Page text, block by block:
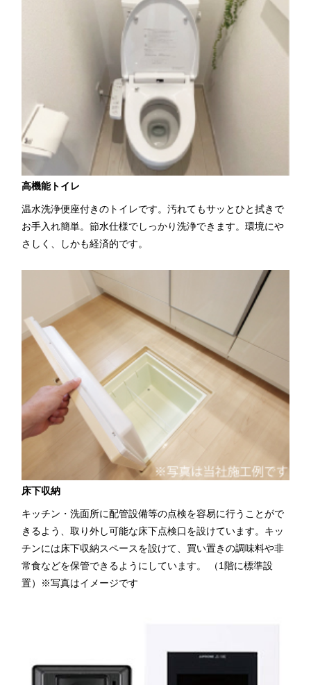
高機能トイレ
温水洗浄便座付きのトイレです。汚れてもサッとひと拭きで
お手入れ簡単。節水仕様でしっかり洗浄できます。環境にや
さしく、しかも経済的です。
床下収納
キッチン・洗面所に配管設備等の点検を容易に行うことがで
きるよう、取り外し可能な床下点検口を設けています。キッ
チンには床下収納スペースを設けて、買い置きの調味料や非
常食などを保管できるようにしています。 （1階に標準設
置）※写真はイメージです